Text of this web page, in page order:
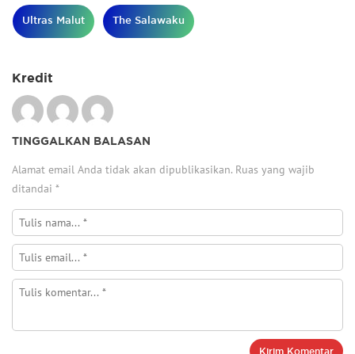
Ultras Malut The Salawaku
Kredit
TINGGALKAN BALASAN
Alamat email Anda tidak akan dipublikasikan. Ruas yang wajib
ditandai *